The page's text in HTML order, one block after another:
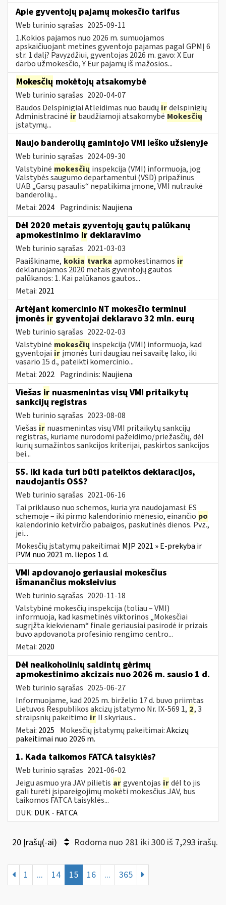
Apie gyventojų pajamų mokesčio tarifus
Web turinio sąrašas 2025-09-11
1.Kokios pajamos nuo 2026 m. sumuojamos
apskaičiuojant metines gyventojo pajamas pagal GPMĮ 6
str. 1 dalį? Pavyzdžiui, gyventojas 2026 m. gavo: X Eur
darbo užmokesčio, Y Eur pajamų iš mažosios...
Mokesčių mokėtojų atsakomybė
Web turinio sąrašas 2020-04-07
Baudos Delspinigiai Atleidimas nuo baudų irdelspinigių
Administracinė ir baudžiamoji atsakomybėMokesčių
įstatymų...
Naujo banderolių gamintojo VMI ieško užsienyje
Web turinio sąrašas 2024-09-30
Valstybinė mokesčių inspekcija (VMI) informuoja, jog
Valstybės saugumo departamentui (VSD) pripažinus
UAB „Garsų pasaulis“ nepatikima įmone, VMI nutraukė
banderolių...
Metai: 2024 Pagrindinis: Naujiena
Dėl 2020 metais gyventojų gautų palūkanų
apmokestinimo ir deklaravimo
Web turinio sąrašas 2021-03-03
Paaiškiname, kokia tvarka apmokestinamos ir
deklaruojamos 2020 metais gyventojų gautos
palūkanos: 1. Kai palūkanos gautos...
Metai: 2021
Artėjant komercinio NT mokesčio terminui
įmonės ir gyventojai deklaravo 32 mln. eurų
Web turinio sąrašas 2022-02-03
Valstybinė mokesčių inspekcija (VMI) informuoja, kad
gyventojai irįmonės turi daugiau nei savaitę lako, iki
vasario 15 d., pateikti komercinio...
Metai: 2022 Pagrindinis: Naujiena
Viešas ir nuasmenintas visų VMI pritaikytų
sankcijų registras
Web turinio sąrašas 2023-08-08
Viešas ir nuasmenintas visų VMI pritaikytų sankcijų
registras, kuriame nurodomi pažeidimo/priežasčių, dėl
kurių sumažintos sankcijos kriterijai, paskirtos sankcijos
bei...
55. Iki kada turi būti pateiktos deklaracijos,
naudojantis OSS?
Web turinio sąrašas 2021-06-16
Tai priklauso nuo schemos, kuria yra naudojamasi: ES
schemoje – iki pirmo kalendorinio mėnesio, einančio po
kalendorinio ketvirčio pabaigos, paskutinės dienos. Pvz.,
jei...
Mokesčių įstatymų pakeitimai: MĮP 2021 » E-prekyba ir
PVM nuo 2021 m. liepos 1 d.
VMI apdovanojo geriausiai mokesčius
išmanančius moksleivius
Web turinio sąrašas 2020-11-18
Valstybinė mokesčių inspekcija (toliau – VMI)
informuoja, kad kasmetinės viktorinos „Mokesčiai
sugrįžta kiekvienam“ finale geriausiai pasirodė ir prizais
buvo apdovanota profesinio rengimo centro...
Metai: 2020
Dėl nealkoholinių saldintų gėrimų
apmokestinimo akcizais nuo 2026 m. sausio 1 d.
Web turinio sąrašas 2025-06-27
Informuojame, kad 2025 m. birželio 17 d. buvo priimtas
Lietuvos Respublikos akcizų įstatymo Nr. IX-569 1, 2, 3
straipsnių pakeitimo ir II skyriaus...
Metai: 2025 Mokesčių įstatymų pakeitimai:Akcizų
pakeitimai nuo 2026 m.
1. Kada taikomos FATCA taisyklės?
Web turinio sąrašas 2021-06-02
Jeigu asmuo yra JAV pilietis argyventojas irdėl to jis
gali turėti įsipareigojimų mokėti mokesčius JAV, bus
taikomos FATCA taisyklės...
DUK: DUK - FATCA
20 Įrašų(-ai) Rodoma nuo 281 iki 300 iš 7,293 irašų.
1 ... 14 15 16 ... 365